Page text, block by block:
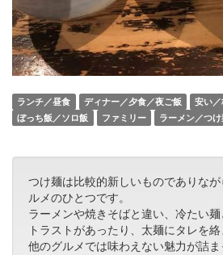
ランチ／昼食 ディナー／夕食／夜ご飯
安い
ぼっち飯／ソロ飯
ファミリー ラーメン／つ
つけ麺は比較的新しいものでありな
ルメのひとつです。
ラーメンや焼きそばと違い、冷たい
トラストがあったり、太麺にタレを絡
他のグルメでは味わえない魅力が詰ま